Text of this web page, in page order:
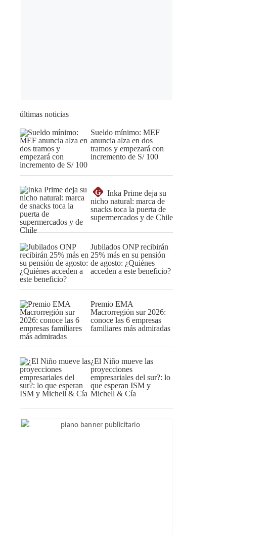
últimas noticias
Sueldo mínimo: MEF
anuncia alza en dos
tramos y empezará con
incremento de S/ 100
G
Inka Prime deja su
nicho natural: marca de
snacks toca la puerta de
supermercados y de Chile
Jubilados ONP recibirán
25% más en su pensión
de agosto: ¿Quiénes
acceden a este beneficio?
Premio EMA
Macrorregión sur 2026:
conoce las 6 empresas
familiares más admiradas
¿El Niño mueve las
proyecciones
empresariales del sur?: lo
que esperan ISM y
Michell & Cía